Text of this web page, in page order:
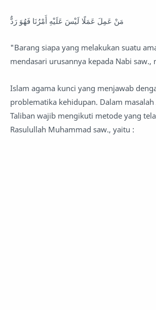
مَنْ عَمِلَ عَمَلًا لَيْسَ عَلَيْهِ أَمْرُنَا فَهُوَ رَدٌّ
"Barang siapa yang melakukan suatu
mendasari urusannya kepada Nabi saw.,
Islam agama kunci yang menjawab
problematika kehidupan. Dalam
Taliban wajib mengikuti metode yang
Rasulullah Muhammad saw., yaitu :